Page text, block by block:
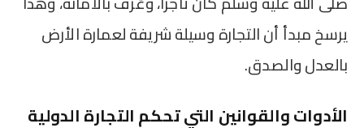
يرسخ مبدأ أن التجارة وسيلة شريفة لعمارة الأرض
بالعدل والصدق.
الأدوات والقوانين التي تحكم التجارة الدولية